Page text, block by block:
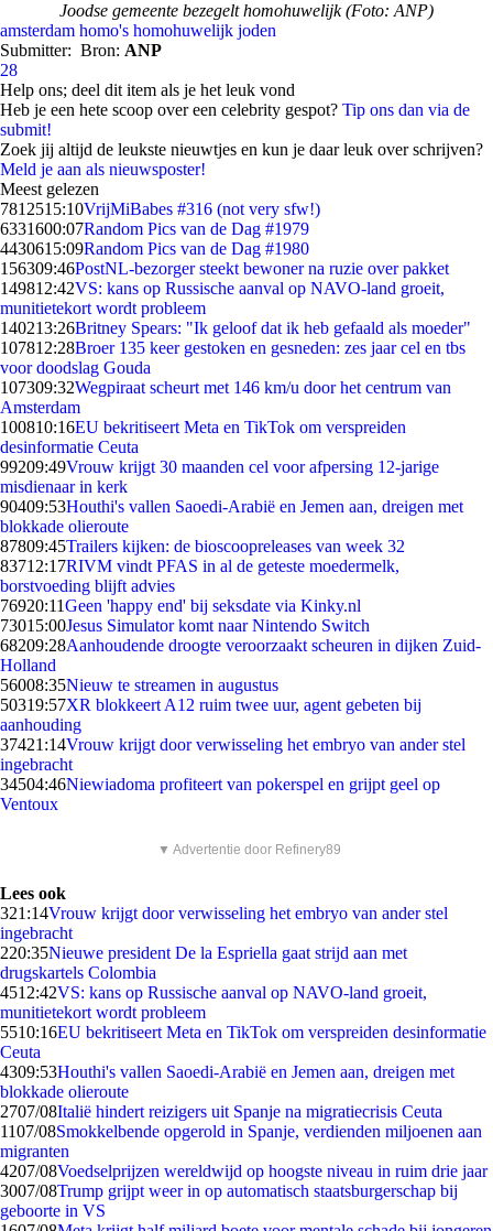
Joodse gemeente bezegelt homohuwelijk (Foto: ANP)
amsterdam homo's homohuwelijk joden
Submitter: Bron: ANP
28
Help ons; deel dit item als je het leuk vond
Heb je een hete scoop over een celebrity gespot? Tip ons dan via de
submit!
Zoek jij altijd de leukste nieuwtjes en kun je daar leuk over schrijven?
Meld je aan als nieuwsposter!
Meest gelezen
7812515:10VrijMiBabes #316 (not very sfw!)
6331600:07Random Pics van de Dag #1979
4430615:09Random Pics van de Dag #1980
156309:46PostNL-bezorger steekt bewoner na ruzie over pakket
149812:42VS: kans op Russische aanval op NAVO-land groeit,
munitietekort wordt probleem
140213:26Britney Spears: "Ik geloof dat ik heb gefaald als moeder"
107812:28Broer 135 keer gestoken en gesneden: zes jaar cel en tbs
voor doodslag Gouda
107309:32Wegpiraat scheurt met 146 km/u door het centrum van
Amsterdam
100810:16EU bekritiseert Meta en TikTok om verspreiden
desinformatie Ceuta
99209:49Vrouw krijgt 30 maanden cel voor afpersing 12-jarige
misdienaar in kerk
90409:53Houthi's vallen Saoedi-Arabië en Jemen aan, dreigen met
blokkade olieroute
87809:45Trailers kijken: de bioscoopreleases van week 32
83712:17RIVM vindt PFAS in al de geteste moedermelk,
borstvoeding blijft advies
76920:11Geen 'happy end' bij seksdate via Kinky.nl
73015:00Jesus Simulator komt naar Nintendo Switch
68209:28Aanhoudende droogte veroorzaakt scheuren in dijken Zuid-
Holland
56008:35Nieuw te streamen in augustus
50319:57XR blokkeert A12 ruim twee uur, agent gebeten bij
aanhouding
37421:14Vrouw krijgt door verwisseling het embryo van ander stel
ingebracht
34504:46Niewiadoma profiteert van pokerspel en grijpt geel op
Ventoux
▼ Advertentie door Refinery89
Lees ook
321:14Vrouw krijgt door verwisseling het embryo van ander stel
ingebracht
220:35Nieuwe president De la Espriella gaat strijd aan met
drugskartels Colombia
4512:42VS: kans op Russische aanval op NAVO-land groeit,
munitietekort wordt probleem
5510:16EU bekritiseert Meta en TikTok om verspreiden desinformatie
Ceuta
4309:53Houthi's vallen Saoedi-Arabië en Jemen aan, dreigen met
blokkade olieroute
2707/08Italië hindert reizigers uit Spanje na migratiecrisis Ceuta
1107/08Smokkelbende opgerold in Spanje, verdienden miljoenen aan
migranten
4207/08Voedselprijzen wereldwijd op hoogste niveau in ruim drie jaar
3007/08Trump grijpt weer in op automatisch staatsburgerschap bij
geboorte in VS